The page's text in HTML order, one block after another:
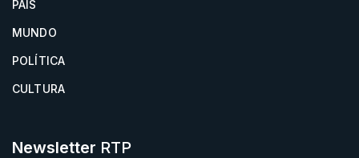
PAÍS
MUNDO
POLÍTICA
CULTURA
Newsletter RTP